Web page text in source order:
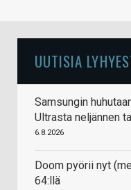
UUTISIA
Samsungin
Ultrasta neljännen
6.8.2026
Doom pyörii nyt
64:llä